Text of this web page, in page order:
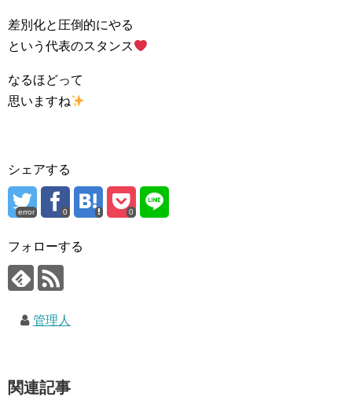
差別化と圧倒的にやる
という代表のスタンス
なるほどって
思いますね
シェアする
error 0 0
フォローする
管理人
関連記事